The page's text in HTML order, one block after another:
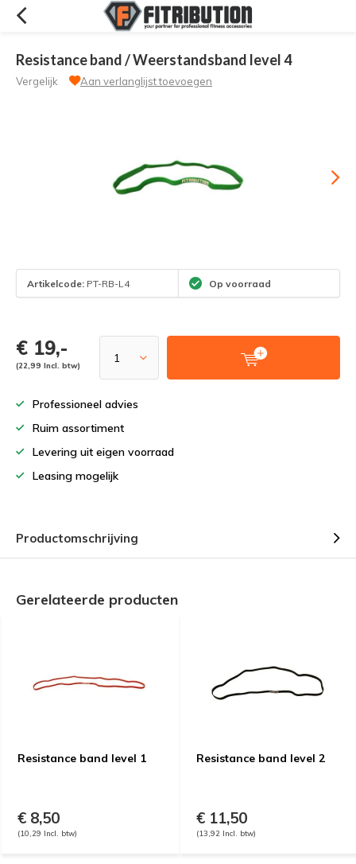
Resistance band / Weerstandsband level 4
Vergelijk Aan verlanglijst toevoegen
Artikelcode: PT-RB-L4 Op voorraad
€ 19,-
(22,99 Incl. btw)
Professioneel advies
Ruim assortiment
Levering uit eigen voorraad
Leasing mogelijk
Productomschrijving
Gerelateerde producten
Resistance band level 1
€ 8,50
(10,29 Incl. btw)
Resistance band level 2
€ 11,50
(13,92 Incl. btw)